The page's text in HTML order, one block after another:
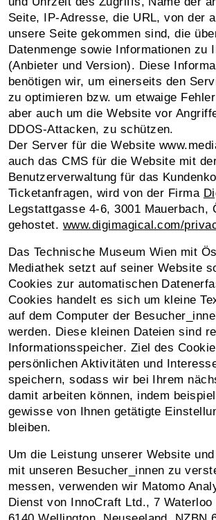
Seite, IP-Adresse, die URL, von der
unsere Seite gekommen sind, die
Datenmenge sowie Informationen zu
(Anbieter und Version). Diese
benötigen wir, um einerseits den
zu optimieren bzw. um etwaige
aber auch um die Website vor
DDOS-Attacken, zu schützen.
Der Server für die Website
auch das CMS für die Website mit
Benutzerverwaltung für das
Ticketanfragen, wird von der Firma
Legstattgasse 4-6, 3001 Mauerbach,
gehostet. www.digimagical.com/
Das Technische Museum Wien mit
Mediathek setzt auf seiner Website
Cookies zur automatischen
Cookies handelt es sich um kleine
auf dem Computer der
werden. Diese kleinen Dateien sind
Informationsspeicher. Ziel des
persönlichen Aktivitäten und
speichern, sodass wir bei Ihrem
damit arbeiten können, indem
gewisse von Ihnen getätigte
bleiben.
Um die Leistung unserer Website
mit unseren Besucher_innen zu
messen, verwenden wir Matomo
Dienst von InnoCraft Ltd., 7 Waterloo